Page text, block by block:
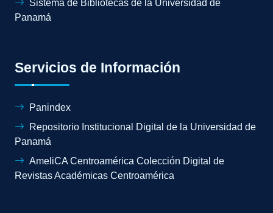
Sistema de Bibliotecas de la Universidad de
Panamá
Servicios de Información
Panindex
Repositorio Institucional Digital de la Universidad de
Panamá
AmeliCA Centroamérica Colección Digital de
Revistas Académicas Centroamérica